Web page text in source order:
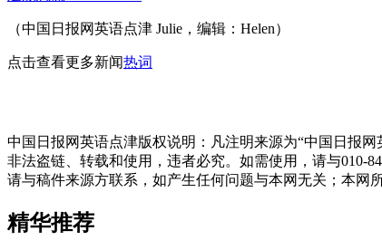
（中国日报网英语点津 Julie，编辑：Helen）
点击查看更多新闻热词
中国日报网英语点津版权说明：凡注明来源为“中国日报
非法盗链、转载和使用，违者必究。如需使用，请与010-
请与稿件来源方联系，如产生任何问题与本网无关；本网
精华推荐